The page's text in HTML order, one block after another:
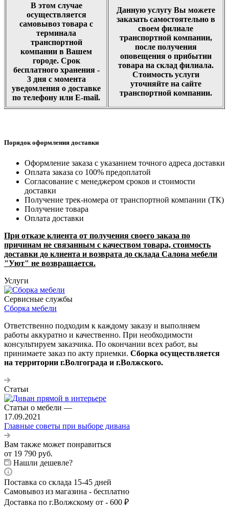
В этом случае
осуществляется
самовывоз товара с
терминала
транспортной
компании в Вашем
городе. Срок
бесплатного хранения -
3 дня с момента
уведомления о доставке
по телефону или E-mail.
Данную услугу Вы можете
заказать самостоятельно в
своем филиале
транспортной компании,
после получения
оповещения о прибытии
товара на склад филиала.
Стоимость услуги
уточняйте на сайте
транспортной компании.
Порядок оформления доставки
Оформление заказа с указанием точного адреса доставки
Оплата заказа со 100% предоплатой
Согласование с менеджером сроков и стоимости
доставки
Получение трек-номера от транспортной компании (ТК)
Получение товара
Оплата доставки
При отказе клиента от получения своего заказа по
причинам не связанным с качеством товара, стоимость
доставки до клиента и возврата до склада Салона мебели
"Уют" не возвращается.
Услуги
Сервисные службы
Сборка мебели
Ответственно подходим к каждому заказу и выполняем
работы аккуратно и качественно. При необходимости
консультируем заказчика. По окончании всех работ, вы
принимаете заказ по акту приемки. Сборка осуществляется
на территории г.Волгограда и г.Волжского.
Статьи
Статьи о мебели —
17.09.2021
Главные советы при выборе дивана
Вам также может понравиться
от 19 790 руб.
Нашли дешевле?
Поставка со склада 15-45 дней
Самовывоз из магазина - бесплатно
Доставка по г.Волжскому от - 600 ₽